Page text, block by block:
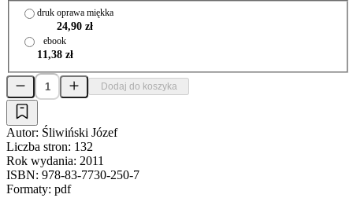
druk oprawa miękka
24,90 zł
ebook
11,38 zł
Dodaj do koszyka
Autor: Śliwiński Józef
Liczba stron: 132
Rok wydania: 2011
ISBN: 978-83-7730-250-7
Formaty: pdf